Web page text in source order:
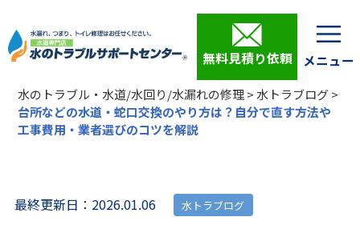
無料見積り依頼
水のトラブル・水道/水回り/水漏れの修理>水トラブログ>
台所などの水道・蛇口交換のやり方は？自分で直す方法や
工事費用・業者選びのコツを解説
最終更新日：2026.01.06 水トラブログ